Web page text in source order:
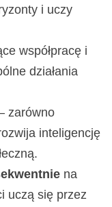
i uczy
współpracę i
działania
zarówno
inteligencję
na
uczą się przez